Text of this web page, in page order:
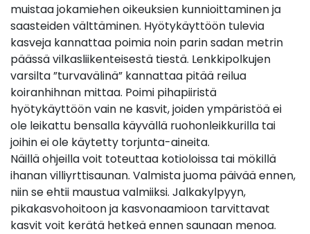
muistaa jokamiehen oikeuksien kunnioittaminen ja
saasteiden välttäminen. Hyötykäyttöön tulevia
kasveja kannattaa poimia noin parin sadan metrin
päässä vilkasliikenteisestä tiestä. Lenkkipolkujen
varsilta ”turvavälinä” kannattaa pitää reilua
koiranhihnan mittaa. Poimi pihapiiristä
hyötykäyttöön vain ne kasvit, joiden ympäristöä ei
ole leikattu bensalla käyvällä ruohonleikkurilla tai
joihin ei ole käytetty torjunta-aineita.
Näillä ohjeilla voit toteuttaa kotioloissa tai mökillä
ihanan villiyrttisaunan. Valmista juoma päivää ennen,
niin se ehtii maustua valmiiksi. Jalkakylpyyn,
pikakasvohoitoon ja kasvonaamioon tarvittavat
kasvit voit kerätä hetkeä ennen saunaan menoa.